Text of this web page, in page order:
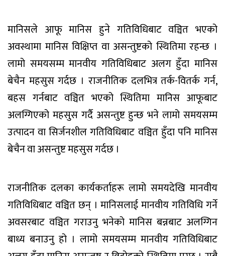
मानिसले आफू मानिस हुने गतिविधिबाट वञ्चित भएको
अवस्थामा मानिस विक्षिप्त वा असन्तुष्टको स्थितिमा रहन्छ ।
लामो समयसम्म मानवीय गतिविधिबाट अलग हुँदा मानिस
बेचैन महसुस गर्दछ । राजनीतिक दलभित्र तर्क-वितर्क गर्न,
बहस गर्नबाट वञ्चित भएको स्थितिमा मानिस आफूबाट
अलग्गिएको महसुस गर्दै असन्तुष्ट हुन्छ भने लामो समयसम्म
उत्पादन वा सिर्जनशील गतिविधिबाट वञ्चित हुँदा पनि मानिस
बेचैन वा असन्तुष्ट महसुस गर्दछ ।
राजनीतिक दलका कार्यकर्ताहरू लामो समयदेखि मानवीय
गतिविधिबाट वञ्चित छन् । मानिसलाई मानवीय गतिविधि गर्ने
अवसरबाट वञ्चित गराउनु भनेको मानिस बन्नबाट अलग्गिन
बाध्य बनाउनु हो । लामो समयसम्म मानवीय गतिविधिबाट